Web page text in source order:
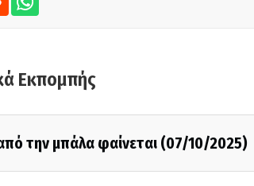
Εκπομπής
την μπάλα φαίνεται (07/10/2025)